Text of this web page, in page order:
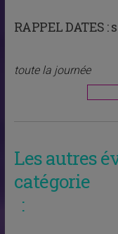
RAPPEL DATES :
toute la journée
Les autres
catégorie
: